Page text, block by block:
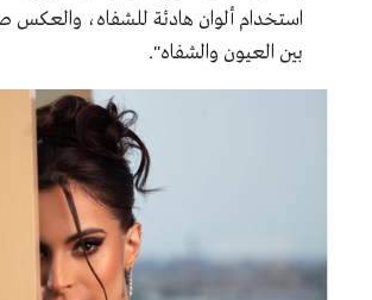
استخدام ألوان هادئة للشفاه، والعكس
بين العيون والشفاه".